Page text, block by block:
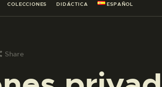
COLECCIONES DIDÁCTICA ESPAÑOL
Share